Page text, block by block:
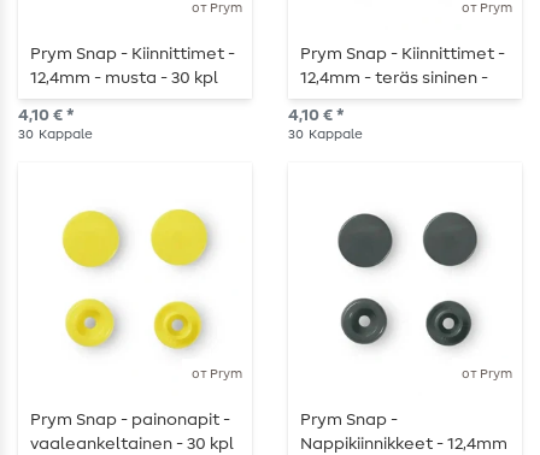
от Prym
Prym Snap - Kiinnittimet -
12,4mm - musta - 30 kpl
4,10 € *
30 Kappale
от Prym
Prym Snap - Kiinnittimet -
12,4mm - teräs sininen -
30 kpl
4,10 € *
30 Kappale
от Prym
Prym Snap - painonapit -
vaaleankeltainen - 30 kpl
от Prym
Prym Snap -
Nappikiinnikkeet - 12,4mm